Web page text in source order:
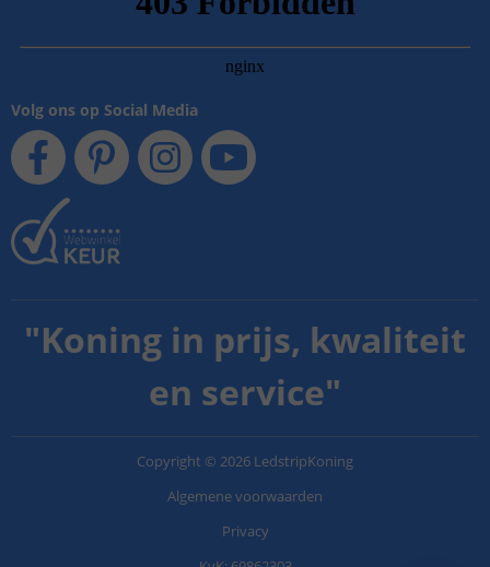
Volg ons op Social Media
"Koning in prijs, kwaliteit
en service"
Copyright © 2026 LedstripKoning
Algemene voorwaarden
Privacy